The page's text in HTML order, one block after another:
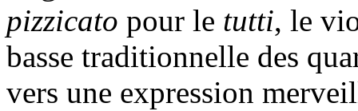
pizzicato pour le tutti, le
basse traditionnelle des
vers une expression